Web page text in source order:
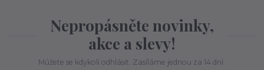
Nepropásněte novinky,
akce a slevy!
Můžete se kdykoli odhlásit. Zasíláme jednou za 14 dní.